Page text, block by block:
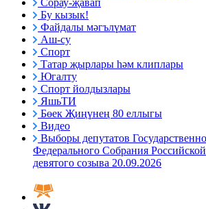
Сорау-җавап
Бу кызык!
Файдалы мәгълүмат
Аш-су
Спорт
Татар җырлары һәм клиплары
Югалту
Спорт йолдызлары
ЯшьТИ
Бөек Җиңүнең 80 еллыгы
Видео
Выборы депутатов
Федерального Собрания
девятого созыва 20.09.2026